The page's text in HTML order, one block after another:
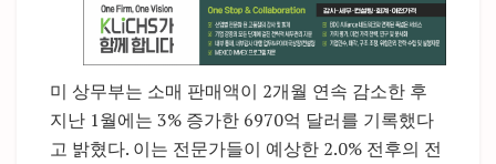
미 상무부는 소매 판매액이 2개월 연속 감소한 후
지난 1월에는 3% 증가한 6970억 달러를 기록했다
고 밝혔다. 이는 전문가들이 예상한 2.0% 전후의 전